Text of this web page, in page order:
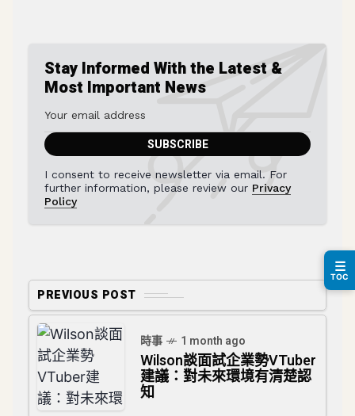
Stay Informed With the Latest &
Most Important News
I consent to receive newsletter via email. For
further information, please review our Privacy
Policy
PREVIOUS POST
時事 1 month ago
Wilson談面試企業勢VTuber
建議：對未來環境有清楚認
知
☰
TOC